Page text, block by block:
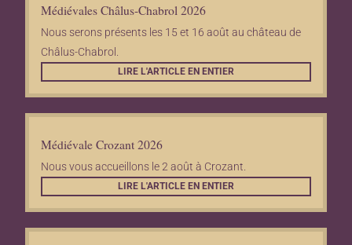
Médiévales Châlus-Chabrol 2026
Nous serons présents les 15 et 16 août au château de
Châlus-Chabrol.
LIRE L'ARTICLE EN ENTIER
Médiévale Crozant 2026
Nous vous accueillons le 2 août à Crozant.
LIRE L'ARTICLE EN ENTIER